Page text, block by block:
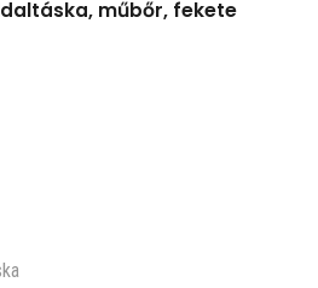
műbőr, fekete